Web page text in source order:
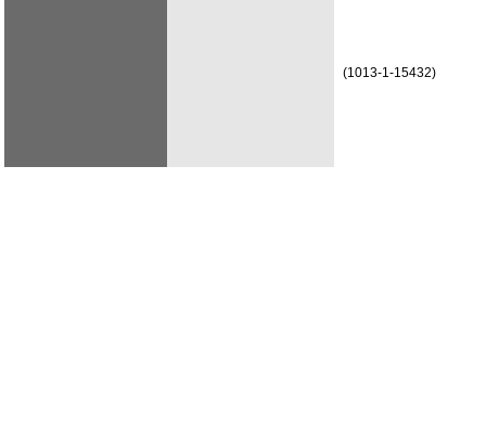
(1013-1-15432)